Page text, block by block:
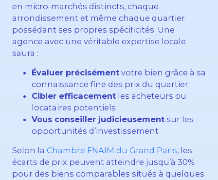
en micro-marchés distincts, chaque
arrondissement et même chaque quartier
possédant ses propres spécificités. Une
agence avec une véritable expertise locale
saura :
Évaluer précisémentvotre bien grâce à sa
connaissance fine des prix du quartier
Cibler efficacementles acheteurs ou
locataires potentiels
Vous conseiller judicieusementsur les
opportunités d’investissement
Selon la Chambre FNAIM du Grand Paris, les
écarts de prix peuvent atteindre jusqu’à 30%
pour des biens comparables situés à quelques